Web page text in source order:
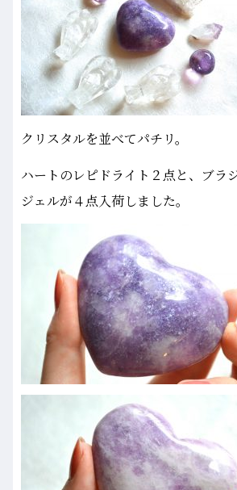
クリスタルを並べてパチリ。
ハートのレピドライト２点と、ブラ
ジェルが４点入荷しました。